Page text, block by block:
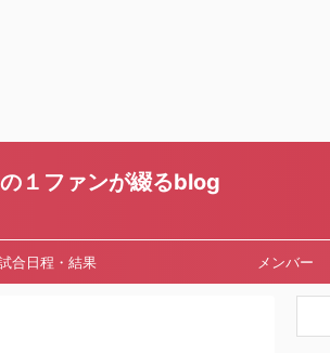
１ファンが綴るblog
合日程・結果 メンバー